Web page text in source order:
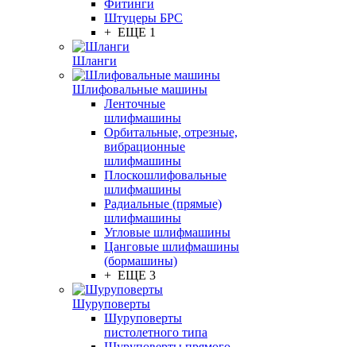
Фитинги
Штуцеры БРС
+ ЕЩЕ 1
Шланги
Шлифовальные машины
Ленточные
шлифмашины
Орбитальные, отрезные,
вибрационные
шлифмашины
Плоскошлифовальные
шлифмашины
Радиальные (прямые)
шлифмашины
Угловые шлифмашины
Цанговые шлифмашины
(бормашины)
+ ЕЩЕ 3
Шуруповерты
Шуруповерты
пистолетного типа